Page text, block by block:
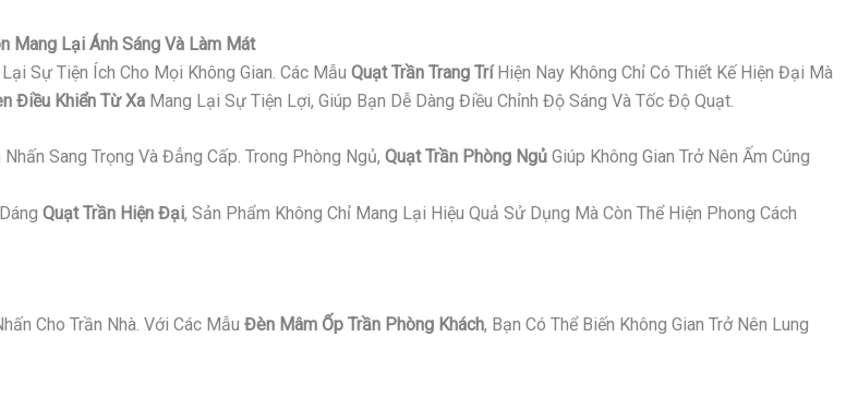
Mang Lại Ánh Sáng Và Làm Mát
Sự Tiện Ích Cho Mọi Không Gian. Các Mẫu Quạt Trần Trang TríHiện Nay Không Chỉ Có Thiết Kế Hiện Đại Mà
Điều Khiển Từ Xa Mang Lại Sự Tiện Lợi, Giúp Bạn Dễ Dàng Điều Chỉnh Độ Sáng Và Tốc Độ Quạt.
Sang Trọng Và Đẳng Cấp. Trong Phòng Ngủ, Quạt Trần Phòng Ngủ Giúp Không Gian Trở Nên Ấm Cúng
Quạt Trần Hiện Đại, Sản Phẩm Không Chỉ Mang Lại Hiệu Quả Sử Dụng Mà Còn Thể Hiện Phong Cách
Cho Trần Nhà. Với Các Mẫu Đèn Mâm Ốp Trần Phòng Khách, Bạn Có Thể Biến Không Gian Trở Nên Lung